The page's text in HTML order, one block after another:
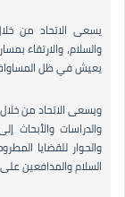
يسعى الاتحاد من
والسلام، والارتقاء
يعيش في ظل المساواة
ويسعى الاتحاد من خلال
والدراسات والأبحاث
والحوار للقضايا
السلام والمدافعين